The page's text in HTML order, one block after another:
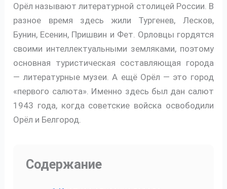
Орёл называют литературной столицей России. В
разное время здесь жили Тургенев, Лесков,
Бунин, Есенин, Пришвин и Фет. Орловцы гордятся
своими интеллектуальными земляками, поэтому
основная туристическая составляющая города
— литературные музеи. А ещё Орёл — это город
«первого салюта». Именно здесь был дан салют
1943 года, когда советские войска освободили
Орёл и Белгород.
Содержание